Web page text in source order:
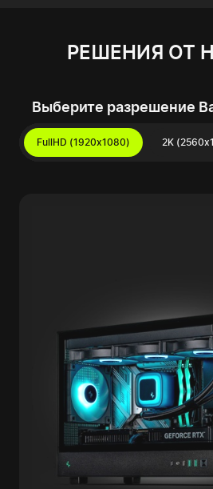
РЕШЕНИЯ ОТ
Выберите разрешение
FullHD (1920x1080) 2K